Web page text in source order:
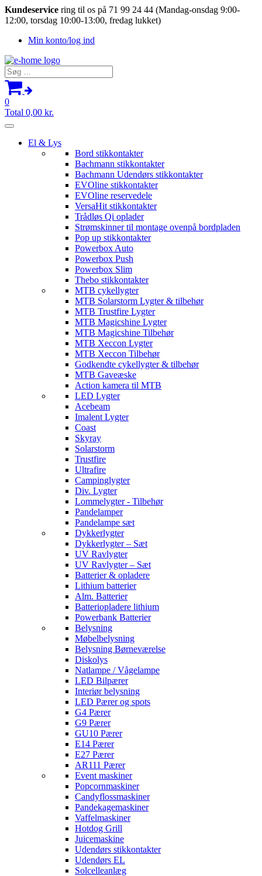
Kundeservice ring til os på 71 99 24 44 (Mandag-onsdag 9:00-
12:00, torsdag 10:00-13:00, fredag lukket)
Min konto/log ind
Søg
efter:
0
Total 0,00 kr.
El & Lys
Bord stikkontakter
Bachmann stikkontakter
Bachmann Udendørs stikkontakter
EVOline stikkontakter
EVOline reservedele
VersaHit stikkontakter
Trådløs Qi oplader
Strømskinner til montage ovenpå bordpladen
Pop up stikkontakter
Powerbox Auto
Powerbox Push
Powerbox Slim
Thebo stikkontakter
MTB cykellygter
MTB Solarstorm Lygter & tilbehør
MTB Trustfire Lygter
MTB Magicshine Lygter
MTB Magicshine Tilbehør
MTB Xeccon Lygter
MTB Xeccon Tilbehør
Godkendte cykellygter & tilbehør
MTB Gaveæske
Action kamera til MTB
LED Lygter
Acebeam
Imalent Lygter
Coast
Skyray
Solarstorm
Trustfire
Ultrafire
Campinglygter
Div. Lygter
Lommelygter - Tilbehør
Pandelamper
Pandelampe sæt
Dykkerlygter
Dykkerlygter – Sæt
UV Ravlygter
UV Ravlygter – Sæt
Batterier & opladere
Lithium batterier
Alm. Batterier
Batteriopladere lithium
Powerbank Batterier
Belysning
Møbelbelysning
Belysning Børneværelse
Diskolys
Natlampe / Vågelampe
LED Bilpærer
Interiør belysning
LED Pærer og spots
G4 Pærer
G9 Pærer
GU10 Pærer
E14 Pærer
E27 Pærer
AR111 Pærer
Event maskiner
Popcornmaskiner
Candyflossmaskiner
Pandekagemaskiner
Vaffelmaskiner
Hotdog Grill
Juicemaskine
Udendørs stikkontakter
Udendørs EL
Solcelleanlæg